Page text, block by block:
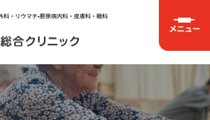
・リウマチ•膠原病内科・皮膚科・眼科
メニュー